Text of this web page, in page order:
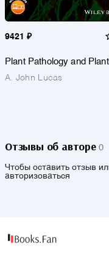
9421 ₽
Plant Pathology and Plant
A. John Lucas
Отзывы об авторе 0
Чтобы оставить отзыв
авторизоваться